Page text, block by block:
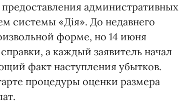
административных
системы «Дія». До недавнего
форме, но 14 июня
а каждый заявитель начал
факт наступления убытков.
процедуры оценки размера